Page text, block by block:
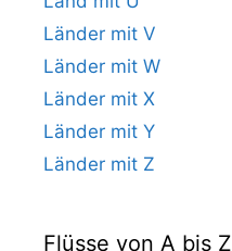
Länder mit V
Länder mit W
Länder mit X
Länder mit Y
Länder mit Z
Flüsse von A bis Z